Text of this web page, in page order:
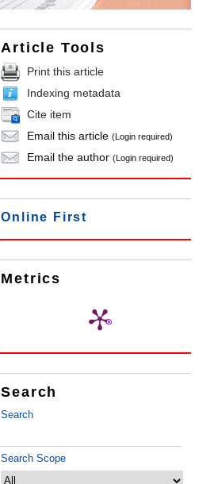
Article Tools
Print this article
Indexing metadata
Cite item
Email this article(Login required)
Email the author(Login required)
Online First
Metrics
Search
Search
Search Scope